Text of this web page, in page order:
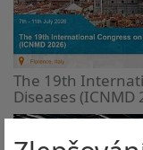
The 19th
Diseases (ICNMD